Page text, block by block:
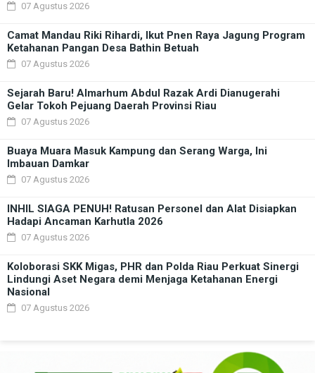
07 Agustus 2026
Camat Mandau Riki Rihardi, Ikut Pnen Raya Jagung Program
Ketahanan Pangan Desa Bathin Betuah
07 Agustus 2026
Sejarah Baru! Almarhum Abdul Razak Ardi Dianugerahi
Gelar Tokoh Pejuang Daerah Provinsi Riau
07 Agustus 2026
Buaya Muara Masuk Kampung dan Serang Warga, Ini
Imbauan Damkar
07 Agustus 2026
INHIL SIAGA PENUH! Ratusan Personel dan Alat Disiapkan
Hadapi Ancaman Karhutla 2026
07 Agustus 2026
Koloborasi SKK Migas, PHR dan Polda Riau Perkuat Sinergi
Lindungi Aset Negara demi Menjaga Ketahanan Energi
Nasional
07 Agustus 2026